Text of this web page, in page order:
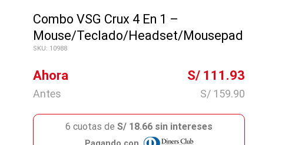
Combo VSG Crux 4 En 1 –
Mouse/Teclado/Headset/Mousepad
SKU: 10988
Ahora S/ 111.93
Antes S/ 159.90
6 cuotas de S/ 18.66 sin intereses